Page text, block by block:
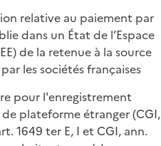
relative au paiement par
dans un État de l’Espace
de la retenue à la source
les sociétés françaises
pour l'enregistrement
plateforme étranger (CGI,
1649 ter E, I et CGI, ann.